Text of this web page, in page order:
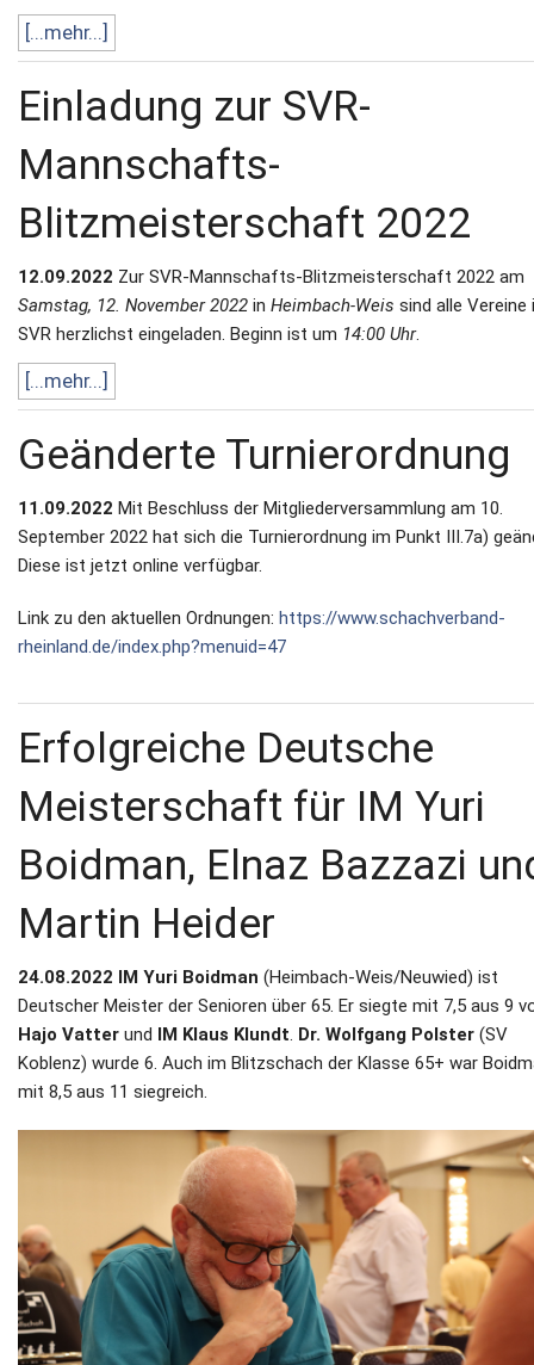
[...mehr...]
Einladung zur SVR-
Mannschafts-
Blitzmeisterschaft 2022
12.09.2022 Zur SVR-Mannschafts-Blitzmeisterschaft 2022 am
Samstag, 12. November 2022 in Heimbach-Weis sind alle Vereine
SVR herzlichst eingeladen. Beginn ist um 14:00 Uhr.
[...mehr...]
Geänderte Turnierordnung
11.09.2022 Mit Beschluss der Mitgliederversammlung am 10.
September 2022 hat sich die Turnierordnung im Punkt III.7a)
Diese ist jetzt online verfügbar.
Link zu den aktuellen Ordnungen: https://www.schachverband-
rheinland.de/index.php?menuid=47
Erfolgreiche Deutsche
Meisterschaft für IM Yuri
Boidman, Elnaz Bazzazi
Martin Heider
24.08.2022 IM Yuri Boidman (Heimbach-Weis/Neuwied) ist
Deutscher Meister der Senioren über 65. Er siegte mit 7,5 aus 9
Hajo Vatter und IM Klaus Klundt. Dr. Wolfgang Polster (SV
Koblenz) wurde 6. Auch im Blitzschach der Klasse 65+ war
mit 8,5 aus 11 siegreich.